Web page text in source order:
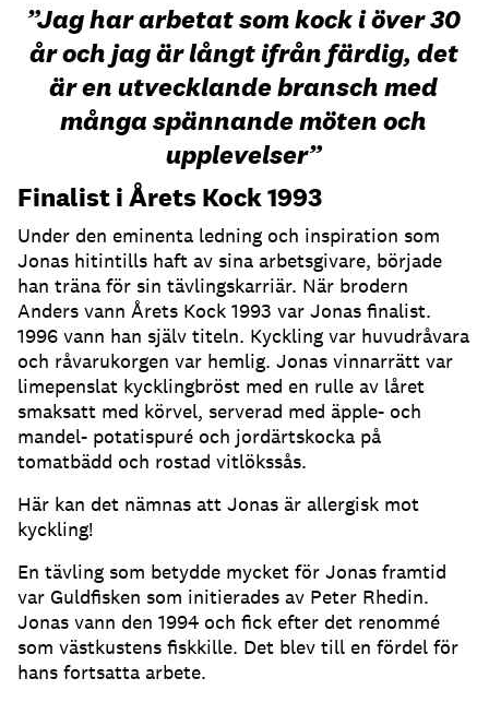
”Jag har arbetat som kock i över 30
år och jag är långt ifrån färdig, det
är en utvecklande bransch med
många spännande möten och
upplevelser”
Finalist i Årets Kock 1993
Under den eminenta ledning och inspiration som
Jonas hitintills haft av sina arbetsgivare, började
han träna för sin tävlingskarriär. När brodern
Anders vann Årets Kock 1993 var Jonas finalist.
1996 vann han själv titeln. Kyckling var huvudråvara
och råvarukorgen var hemlig. Jonas vinnarrätt var
limepenslat kycklingbröst med en rulle av låret
smaksatt med körvel, serverad med äpple- och
mandel- potatispuré och jordärtskocka på
tomatbädd och rostad vitlökssås.
Här kan det nämnas att Jonas är allergisk mot
kyckling!
En tävling som betydde mycket för Jonas framtid
var Guldfisken som initierades av Peter Rhedin.
Jonas vann den 1994 och fick efter det renommé
som västkustens fiskkille. Det blev till en fördel för
hans fortsatta arbete.